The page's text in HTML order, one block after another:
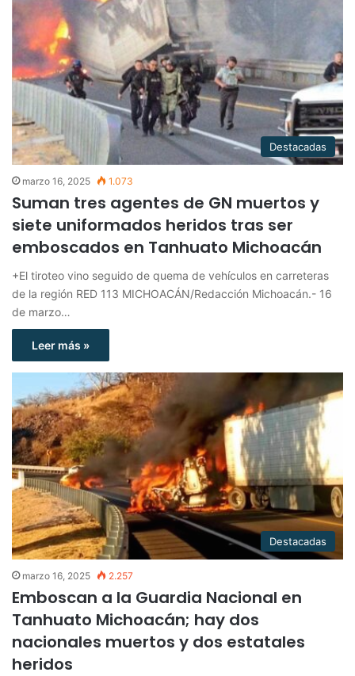
Destacadas
marzo 16, 2025 1.073
Suman tres agentes de GN muertos y
siete uniformados heridos tras ser
emboscados en Tanhuato Michoacán
+El tiroteo vino seguido de quema de vehículos en carreteras
de la región RED 113 MICHOACÁN/Redacción Michoacán.- 16
de marzo…
Leer más »
Destacadas
marzo 16, 2025 2.257
Emboscan a la Guardia Nacional en
Tanhuato Michoacán; hay dos
nacionales muertos y dos estatales
heridos